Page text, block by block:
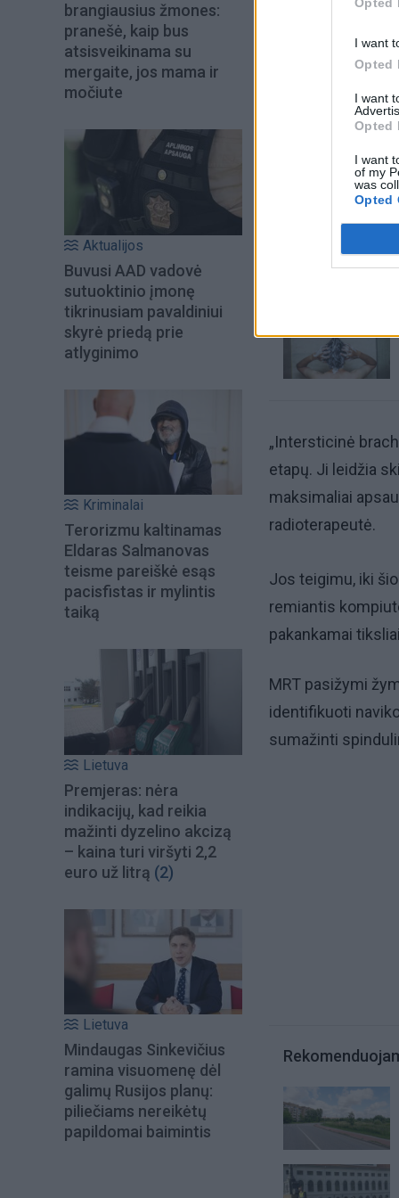
I want
Opted
I want
Opted
I want
of my
was
Opted
brangiausius žmones:
pranešė, kaip bus
atsisveikinama su
mergaite, jos mama ir
močiute
Aktualijos
Buvusi AAD vadovė
sutuoktinio įmonę
tikrinusiam pavaldiniui
skyrė priedą prie
atlyginimo
Kriminalai
Terorizmu kaltinamas
Eldaras Salmanovas
teisme pareiškė esąs
pacisfistas ir mylintis
taiką
Lietuva
Premjeras: nėra
indikacijų, kad reikia
mažinti dyzelino akcizą
– kaina turi viršyti 2,2
euro už litrą (2)
Lietuva
Mindaugas Sinkevičius
ramina visuomenę dėl
galimų Rusijos planų:
piliečiams nereikėtų
papildomai baimintis
Šiuo metu
„Intersticinė
etapų. Ji leidžia
maksimaliai
radioterapeutė.
Jos teigimu, iki
remiantis
pakankamai
MRT pasižymi
identifikuoti
sumažinti